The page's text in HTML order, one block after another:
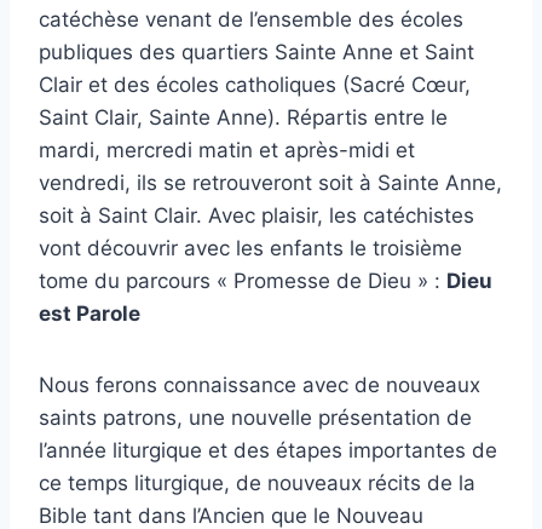
catéchèse venant de l’ensemble des écoles
publiques des quartiers Sainte Anne et Saint
Clair et des écoles catholiques (Sacré Cœur,
Saint Clair, Sainte Anne). Répartis entre le
mardi, mercredi matin et après-midi et
vendredi, ils se retrouveront soit à Sainte Anne,
soit à Saint Clair. Avec plaisir, les catéchistes
vont découvrir avec les enfants le troisième
tome du parcours « Promesse de Dieu » : Dieu
est Parole
Nous ferons connaissance avec de nouveaux
saints patrons, une nouvelle présentation de
l’année liturgique et des étapes importantes de
ce temps liturgique, de nouveaux récits de la
Bible tant dans l’Ancien que le Nouveau